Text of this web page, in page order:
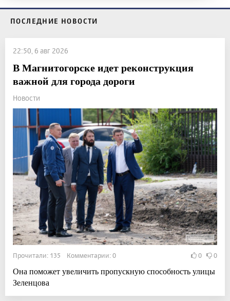
ПОСЛЕДНИЕ НОВОСТИ
22:50, 6 авг 2026
В Магнитогорске идет реконструкция
важной для города дороги
Новости
Прочитали: 135 Комментарии: 0 0 0
Она поможет увеличить пропускную способность улицы
Зеленцова